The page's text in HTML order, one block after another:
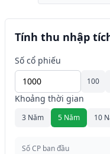
Tính thu nhập
Số cổ phiếu
100
Khoảng thời gian
3 Năm 5 Năm 10
Số CP ban đầu